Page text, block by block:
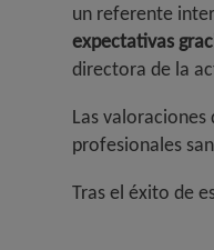
un referente
expectativas
directora de la
Las
profesionales
Tras el éxito de